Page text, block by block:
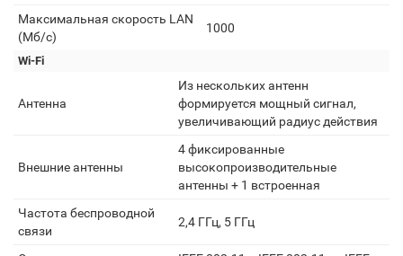
Максимальная скорость LAN
(Мб/с)
1000
Wi-Fi
Антенна
Из нескольких антенн
формируется мощный сигнал,
увеличивающий радиус действия
Внешние антенны
4 фиксированные
высокопроизводительные
антенны + 1 встроенная
Частота беспроводной
связи
2,4 ГГц, 5 ГГц